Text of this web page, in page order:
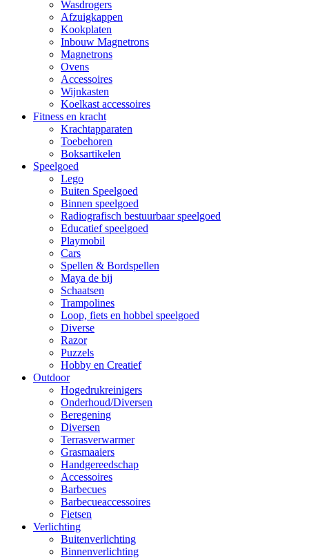
Wasdrogers
Afzuigkappen
Kookplaten
Inbouw Magnetrons
Magnetrons
Ovens
Accessoires
Wijnkasten
Koelkast accessoires
Fitness en kracht
Krachtapparaten
Toebehoren
Boksartikelen
Speelgoed
Lego
Buiten Speelgoed
Binnen speelgoed
Radiografisch bestuurbaar speelgoed
Educatief speelgoed
Playmobil
Cars
Spellen & Bordspellen
Maya de bij
Schaatsen
Trampolines
Loop, fiets en hobbel speelgoed
Diverse
Razor
Puzzels
Hobby en Creatief
Outdoor
Hogedrukreinigers
Onderhoud/Diversen
Beregening
Diversen
Terrasverwarmer
Grasmaaiers
Handgereedschap
Accessoires
Barbecues
Barbecueaccessoires
Fietsen
Verlichting
Buitenverlichting
Binnenverlichting